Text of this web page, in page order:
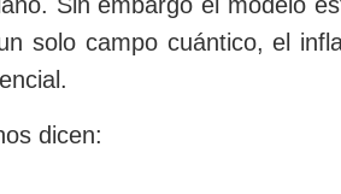
solo campo cuántico, el
dicen: